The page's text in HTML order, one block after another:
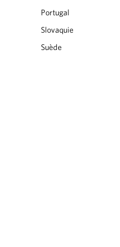
Portugal
Slovaquie
Suède
à la